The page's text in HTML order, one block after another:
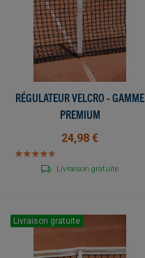
RÉGULATEUR VELCRO - GAMME
PREMIUM
24,98 €
★★★★★
★★★★★
Livraison gratuite
Livraison gratuite